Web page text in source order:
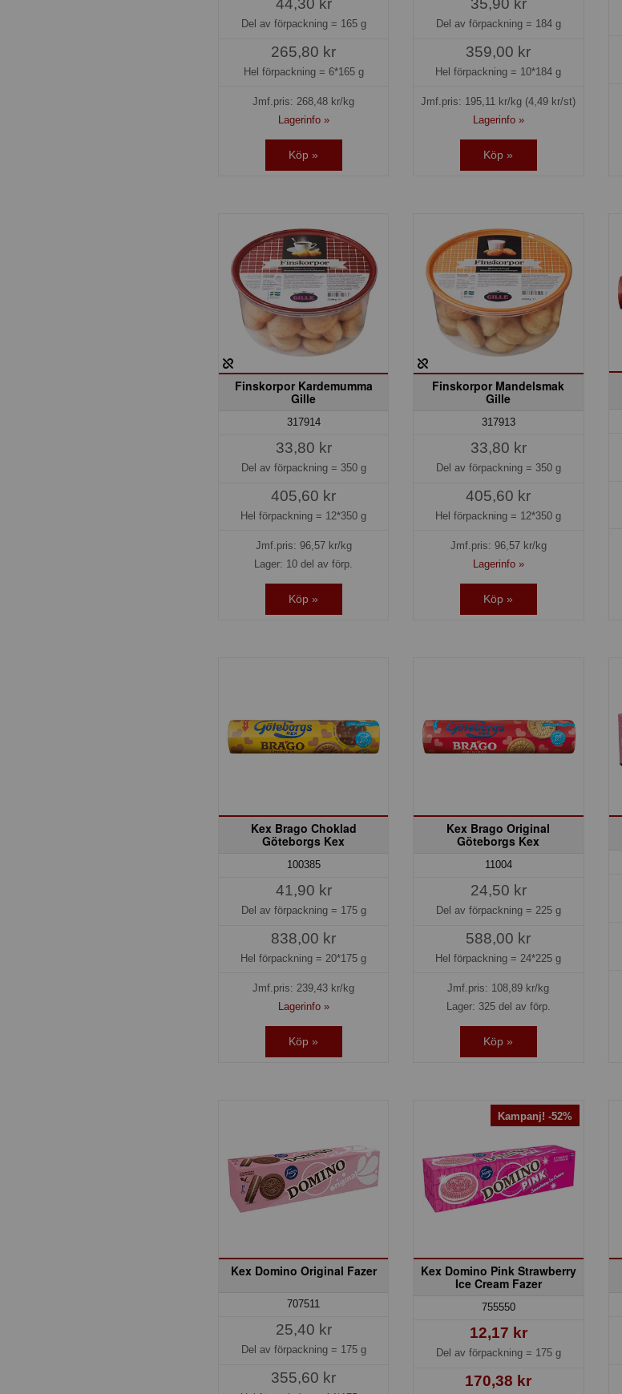
44,30 kr
Del av förpackning = 165 g
265,80 kr
Hel förpackning = 6*165 g
Jmf.pris: 268,48 kr/kg
Lagerinfo »
Köp »
35,90 kr
Del av förpackning = 184 g
359,00 kr
Hel förpackning = 10*184 g
Jmf.pris: 195,11 kr/kg (4,49 kr/st)
Lagerinfo »
Köp »
Finskorpor Kardemumma
Gille
317914
33,80 kr
Del av förpackning = 350 g
405,60 kr
Hel förpackning = 12*350 g
Jmf.pris: 96,57kr/kg
Lager: 10 del av förp.
Köp »
Finskorpor Mandelsmak
Gille
317913
33,80 kr
Del av förpackning = 350 g
405,60 kr
Hel förpackning = 12*350 g
Jmf.pris: 96,57kr/kg
Lagerinfo »
Köp »
Kex Brago Choklad
Göteborgs Kex
100385
41,90 kr
Del av förpackning = 175 g
838,00 kr
Hel förpackning = 20*175 g
Jmf.pris: 239,43 kr/kg
Lagerinfo »
Köp »
Kex Brago Original
Göteborgs Kex
11004
24,50 kr
Del av förpackning = 225 g
588,00 kr
Hel förpackning = 24*225 g
Jmf.pris: 108,89 kr/kg
Lager: 325 del av förp.
Köp »
Kex Domino Original Fazer
707511
25,40 kr
Del av förpackning = 175 g
355,60 kr
Kampanj! -52%
Kex Domino Pink Strawberry
Ice Cream Fazer
755550
12,17 kr
Del av förpackning = 175 g
170,38 kr